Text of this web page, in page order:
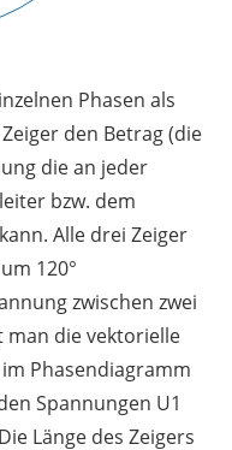
Phasen als
den Betrag (die
die an jeder
bzw. dem
Alle drei Zeiger
120°
zwischen zwei
man die vektorielle
Phasendiagramm
Spannungen U1
Länge des Zeigers